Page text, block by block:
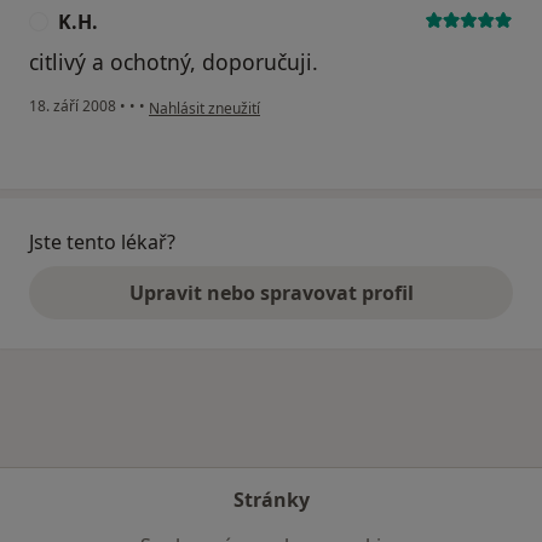
K.H.
citlivý a ochotný, doporučuji.
18. září 2008 • • • podle názoru uživatele K.H.
Nahlásit zneužití
Jste tento lékař?
Upravit nebo spravovat profil
Stránky